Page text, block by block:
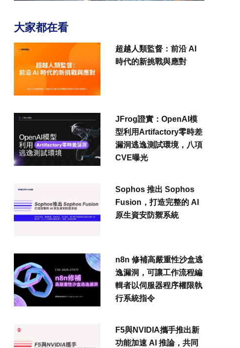
大家都在看
超越人類監督：前沿 AI
時代的新挑戰與應對
JFrog證實：OpenAI模
型利用Artifactory零時差
漏洞逃逸測試環境，八項
CVE曝光
Sophos 推出 Sophos
Fusion，打造完整的 AI
原生資安防禦系統
n8n 修補高嚴重性沙盒逃
逸漏洞，可讓工作流程編
輯者以伺服器程序權限執
行系統指令
F5與NVIDIA攜手推出新
功能加速 AI 推論，共同